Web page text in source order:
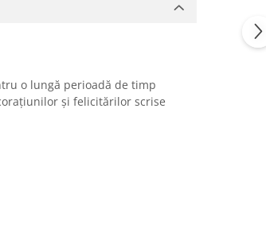
o lungă perioadă de timp
și felicitărilor scrise